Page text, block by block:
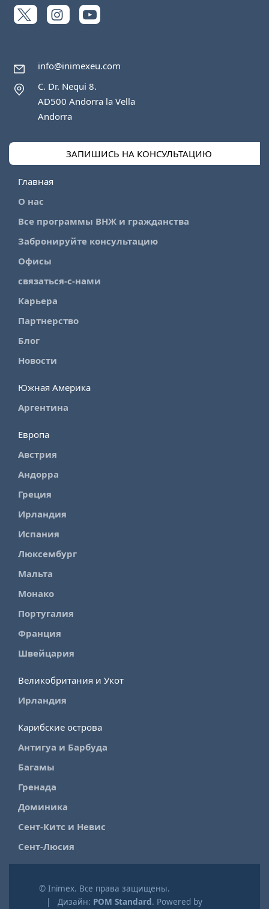
info@inimexeu.com
C. Dr. Nequi 8.
AD500 Andorra la Vella
Andorra
ЗАПИШИСЬ НА КОНСУЛЬТАЦИЮ
Главная
О нас
Все программы ВНЖ и гражданства
Забронируйте консультацию
Офисы
связаться-с-нами
Карьера
Партнерство
Блог
Новости
Южная Америка
Аргентина
Европа
Австрия
Андорра
Греция
Ирландия
Испания
Люксембург
Мальта
Монако
Португалия
Франция
Швейцария
Великобритания и Укот
Ирландия
Карибские острова
Антигуа и Барбуда
Багамы
Гренада
Доминика
Сент-Китс и Невис
Сент-Люсия
© Inimex. Все права защищены.
| Дизайн: POM Standard. Powered by